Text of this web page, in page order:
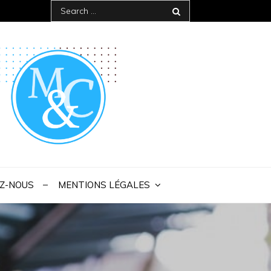
Search
for:
Bordeaux
NOUS MENTIONS LÉGALES